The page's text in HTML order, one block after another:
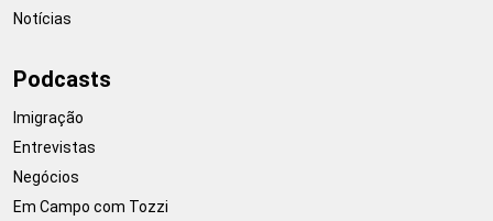
Notícias
Podcasts
Imigração
Entrevistas
Negócios
Em Campo com Tozzi